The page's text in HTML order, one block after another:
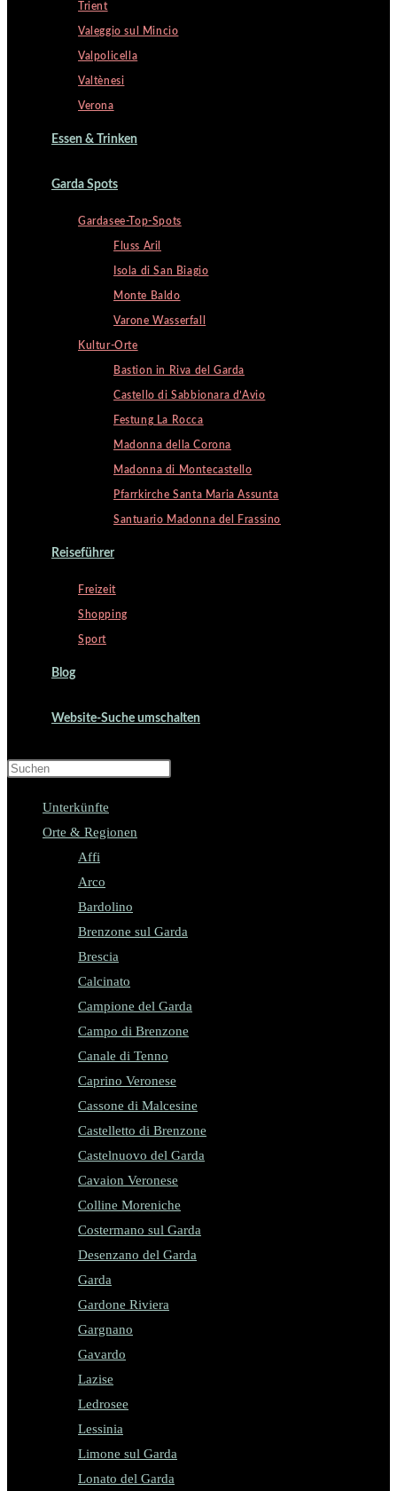
Trient
Valeggio sul Mincio
Valpolicella
Valtènesi
Verona
Essen & Trinken
Garda Spots
Gardasee-Top-Spots
Fluss Aril
Isola di San Biagio
Monte Baldo
Varone Wasserfall
Kultur-Orte
Bastion in Riva del Garda
Castello di Sabbionara d’Avio
Festung La Rocca
Madonna della Corona
Madonna di Montecastello
Pfarrkirche Santa Maria Assunta
Santuario Madonna del Frassino
Reiseführer
Freizeit
Shopping
Sport
Blog
Website-Suche umschalten
Unterkünfte
Orte & Regionen
Affi
Arco
Bardolino
Brenzone sul Garda
Brescia
Calcinato
Campione del Garda
Campo di Brenzone
Canale di Tenno
Caprino Veronese
Cassone di Malcesine
Castelletto di Brenzone
Castelnuovo del Garda
Cavaion Veronese
Colline Moreniche
Costermano sul Garda
Desenzano del Garda
Garda
Gardone Riviera
Gargnano
Gavardo
Lazise
Ledrosee
Lessinia
Limone sul Garda
Lonato del Garda